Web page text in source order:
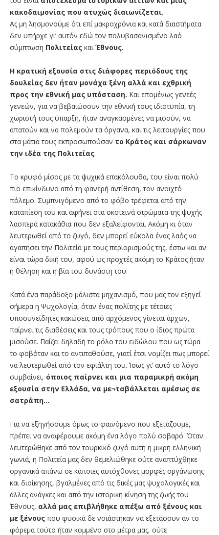
κακοδαιμονίας που ατυχώς διαιωνίζεται.
Ας μη λησμονούμε ότι επί μακροχρόνια και κατά διαστήματα
δεν υπήρχε γι’ αυτόν εδώ τον πολυβασανισμένο λαό
σύμπτωση Πολιτείας καιΈθνους.
Η κρατική εξουσία στις διάφορες περιόδους της
δουλείας δεν ήταν μονάχα ξένη αλλά και εχθρική
προς την εθνική μας υπόσταση. Και επομένως γενεές
γενεών, για να βεβαιώσουν την εθνική τους ιδιοτυπία, τη
χωριστή τους ύπαρξη, ήταν αναγκασμένες να μισούν, να
απατούν και να πολεμούν τα όργανα, και τις λειτουργίες που
στα μάτια τους εκπροσωπούσαν το Κράτος και σάρκωναν
την ιδέα της Πολιτείας.
Το κρυφό μίσος με τα ψυχικά επακόλουθα, του είναι πολύ
πιο επικίνδυνο από τη φανερή αντίθεση, τον ανοιχτό
πόλεμο. Συμπνιγόμενο από το φόβο τρέφεται από την
καταπίεση του και αφήνει στα σκοτεινά στρώματα της ψυχής
λασπερά κατακάθια που δεν εξαλείφονται. Ακόμη κι όταν
λευτερωθεί από το ζυγό, δεν μπορεί εύκολα ένας λαός να
αγαπήσει την Πολιτεία με τους περιορισμούς της, έστω και αν
είναι τώρα δική του, αφού ως προχτές ακόμη το Κράτος ήταν
η θέληση και η βία του δυνάστη του.
Κατά ένα παράδοξο μάλιστα μηχανισμό, που μας τον εξηγεί
σήμερα η Ψυχολογία, όταν ένας πολίτης με τέτοιες
υποσυνείδητες κακώσεις από αρχόμενος γίνεται άρχων,
παίρνει τις διαθέσεις και τους τρόπους που ο ίδιος πρώτα
μισούσε. Παίζει δηλαδή το ρόλο του ειδώλου που ως τώρα
το φοβόταν και το αντιπαθούσε, γιατί έτσι νομίζει πως μπορεί
να λευτερωθεί από τον εφιάλτη του. Ίσως γι’ αυτό το λόγο
συμβαίνει, όποιος παίρνει και μια παραμικρή ακόμη
εξουσία στην Ελλάδα, να με¬ταβάλλεται αμέσως σε
σατράπη…
Για να εξηγήσουμε όμως το φαινόμενο που εξετάζουμε,
πρέπει να αναφέρουμε ακόμη ένα λόγο πολύ σοβαρό. Όταν
λευτερώθηκε από τον τουρκικό ζυγό αυτή η μικρή ελληνική
γωνιά, η Πολιτεία μας δεν θεμελιώθηκε ούτε αναπτύχθηκε
οργανικά απάνω σε κάποιες αυτόχθονες μορφές οργάνωσης
και διοίκησης, βγαλμένες από τις δικές μας ψυχολογικές και
άλλες ανάγκες και από την ιστορική κίνηση της ζωής του
Έθνους, αλλά μας επιβλήθηκε απέξω από ξένους και
με ξένους που φυσικά δε νοιάστηκαν να εξετάσουν αν το
φόρεμα τούτο ήταν κομμένο στο μέτρα μας, ούτε